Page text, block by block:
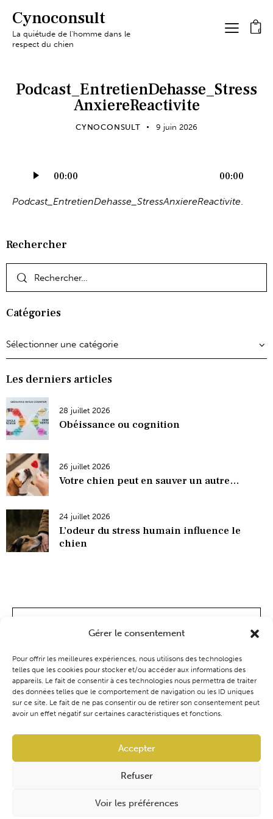
Gérer le consentement
Pour offrir les meilleures expériences, nous utilisons des technologies
telles que les cookies pour stocker et/ou accéder aux informations des
appareils. Le fait de consentir à ces technologies nous permettra de traiter
des données telles que le comportement de navigation ou les ID uniques
sur ce site. Le fait de ne pas consentir ou de retirer son consentement peut
avoir un effet négatif sur certaines caractéristiques et fonctions.
Accepter
Refuser
Voir les préférences
Cynoconsult
La quiétude de l'homme dans le
respect du chien
0
Podcast_EntretienDehasse_Stress
AnxiereReactivite
CYNOCONSULT 9 juin 2026
audio
00:00 00:00
Podcast_EntretienDehasse_StressAnxiereReactivite.
Rechercher
Catégories
Les derniers articles
28 juillet 2026
Obéissance ou cognition
26 juillet 2026
Votre chien peut en sauver un autre…
24 juillet 2026
L’odeur du stress humain influence le
chien
Coaching
Tous droits réservés